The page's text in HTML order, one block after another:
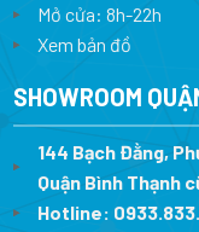
Mở cửa: 8h-22h
Xem bản đồ
SHOWROOM
144 Bạch Đằng,
Quận Bình Thạnh
Hotline: